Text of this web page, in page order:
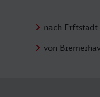
nach Erftstadt
von